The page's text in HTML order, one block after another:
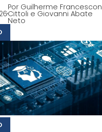
Por Guilherme Francescon
Cittoli e Giovanni Abate
Neto